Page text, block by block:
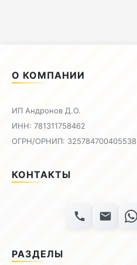
О КОМПАНИИ
ИП Андронов Д.О.
ИНН: 781311758462
ОГРН/ОРНИП: 325784700405538
КОНТАКТЫ
РАЗДЕЛЫ